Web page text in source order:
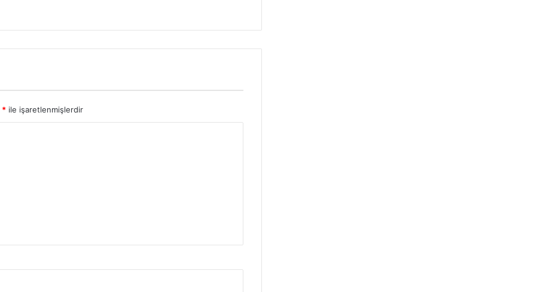
* ile işaretlenmişlerdir